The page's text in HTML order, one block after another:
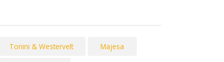
Tonini & Westervelt Majesa